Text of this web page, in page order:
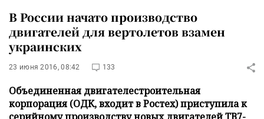
В России начато производство
двигателей для вертолетов взамен
украинских
23 июня 2016, 08:42 133
Объединенная двигателестроительная
корпорация (ОДК, входит в Ростех) приступила к